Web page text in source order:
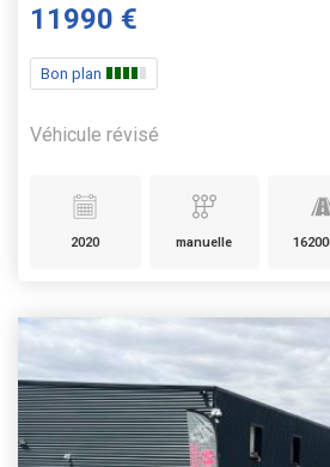
11990 €
Bon plan
Véhicule révisé
2020 manuelle